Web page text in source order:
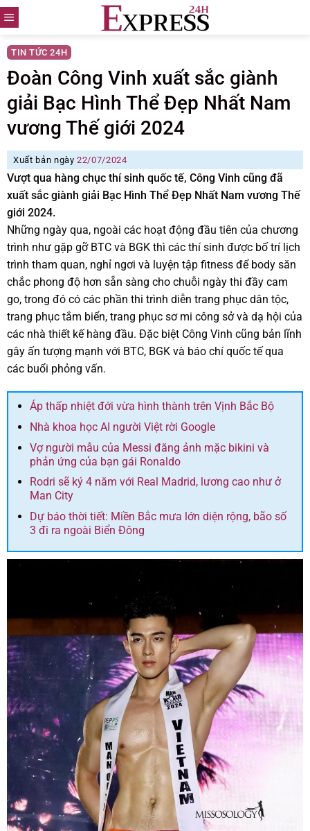
Skip
to
content
TIN TỨC 24H
Đoàn Công Vinh xuất sắc giành
giải Bạc Hình Thể Đẹp Nhất Nam
vương Thế giới 2024
Xuất bản ngày22/07/2024
Vượt qua hàng chục thí sinh quốc tế, Công Vinh cũng đã
xuất sắc giành giải Bạc Hình Thể Đẹp Nhất Nam vương Thế
giới 2024.
Những ngày qua, ngoài các hoạt động đầu tiên của chương
trình như gặp gỡ BTC và BGK thì các thí sinh được bố trí lịch
trình tham quan, nghỉ ngơi và luyện tập fitness để body săn
chắc phong độ hơn sẵn sàng cho chuỗi ngày thi đầy cam
go, trong đó có các phần thi trình diễn trang phục dân tộc,
trang phục tắm biển, trang phục sơ mi công sở và dạ hội của
các nhà thiết kế hàng đầu. Đặc biệt Công Vinh cũng bản lĩnh
gây ấn tượng mạnh với BTC, BGK và báo chí quốc tế qua
các buổi phỏng vấn.
Áp thấp nhiệt đới vừa hình thành trên Vịnh Bắc Bộ
Nhà khoa học AI người Việt rời Google
Vợ người mẫu của Messi đăng ảnh mặc bikini và
phản ứng của bạn gái Ronaldo
Rodri sẽ ký 4 năm với Real Madrid, lương cao như ở
Man City
Dự báo thời tiết: Miền Bắc mưa lớn diện rộng, bão số
3 đi ra ngoài Biển Đông